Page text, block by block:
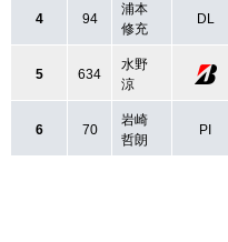
4 94
浦本
修充
DL
5 634
水野
涼
6 70
岩崎
哲朗
PI